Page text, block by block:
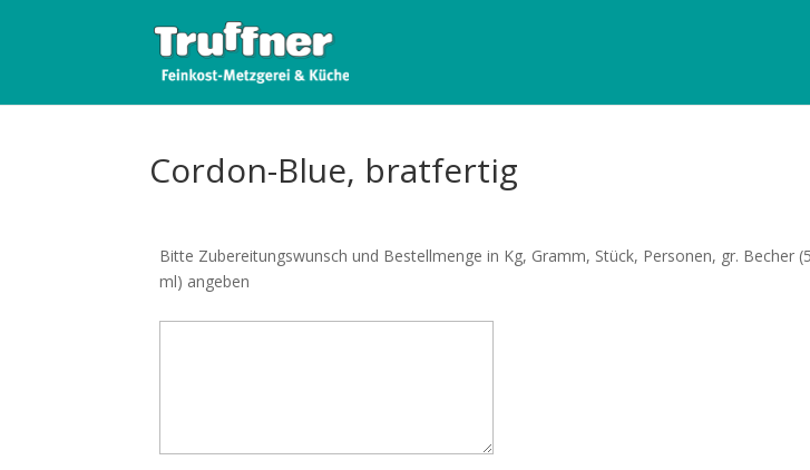
Cordon-Blue, bratfertig
Bitte Zubereitungswunsch und Bestellmenge in Kg, Gramm, Stück, Personen, gr. Becher
ml) angeben